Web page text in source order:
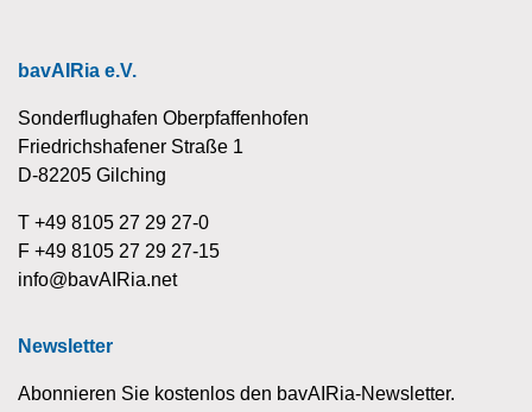
bavAIRia e.V.
Sonderflughafen Oberpfaffenhofen
Friedrichshafener Straße 1
D-82205 Gilching
T +49 8105 27 29 27-0
F +49 8105 27 29 27-15
info@bavAIRia.net
Newsletter
Abonnieren Sie kostenlos den bavAIRia-Newsletter.